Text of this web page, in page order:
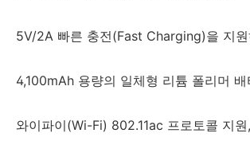
5V/2A 빠른 충전(Fast Charging)을 지원
4,100mAh 용량의 일체형 리튬 폴리머 배
와이파이(Wi-Fi) 802.11ac 프로토콜 지원,